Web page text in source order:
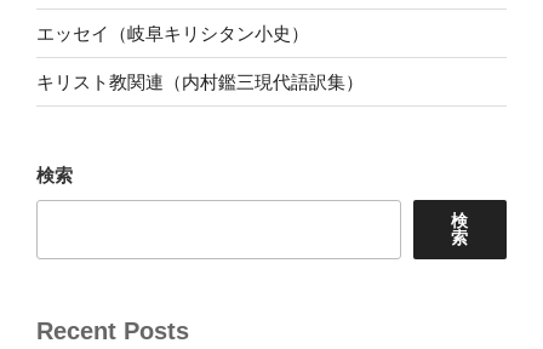
エッセイ（岐阜キリシタン小史）
キリスト教関連（内村鑑三現代語訳集）
検索
検
索
Recent Posts